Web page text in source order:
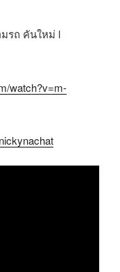
รถ คันใหม่ l
watch?v=m-